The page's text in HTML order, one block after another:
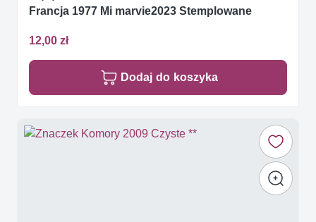
Francja 1977 Mi marvie2023 Stemplowane
12,00 zł
Dodaj do koszyka